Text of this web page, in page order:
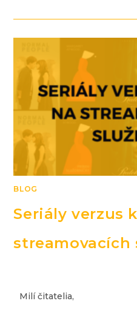
BLOG
Seriály verzus
streamovacích
Milí čitatelia,